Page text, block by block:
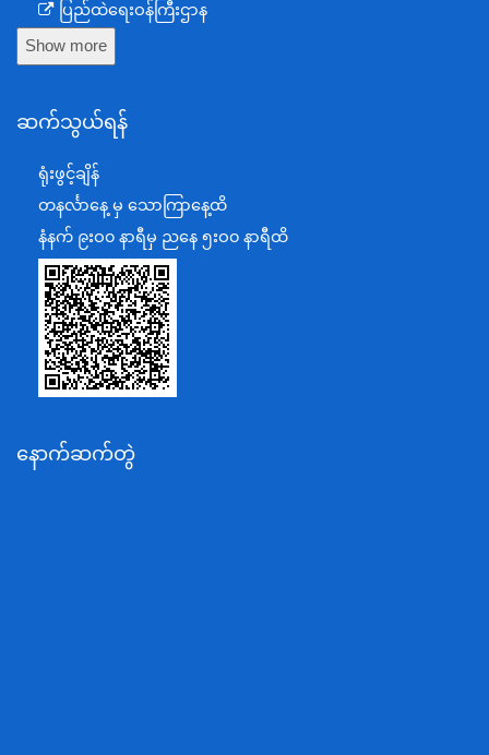
ပြည်ထဲရေးဝန်ကြီးဌာန
ကာကွယ်ရေးဝန်ကြီးဌာန
စီမံကိန်း၊ဘဏ္ဍာရေးနှင့်စက်မှုဝန်ကြီးဌာန
ရင်းနှီးမြှုပ်နှံမှုနှင့် နိုင်ငံခြားစီးပွားဆက်သွယ်ရေးဝန်ကြီးဌာန
အပြည်ပြည်ဆိုင်ရာပူးပေါင်းဆောင်ရွက်ရေးဝန်ကြီးဌာန
ပြန်ကြားရေးဝန်ကြီးဌာန
သာသနာရေးနှင့် ယဉ်ကျေးမှုဝန်ကြီးဌာန
စိုက်ပျိုးရေး၊မွေးမြူရေးနှင့်ဆည်မြောင်းဝန်ကြီးဌာန
ပို့ဆောင်ရေးနှင့်ဆက်သွယ်ရေးဝန်ကြီးဌာန
သယံဇာတနှင့်ပတ်ဝန်းကျင်ထိန်းသိမ်းရေးဝန်ကြီးဌာန
အလုပ်သမား၊လူဝင်မှုကြီးကြပ်ရေးနှင့်ပြည်သူ့အင်အား
Show more
ဆက်သွယ်ရန်
ရုံးဖွင့်ချိန်
တနင်္လာနေ့ မှ သောကြာနေ့ထိ
နံနက် ၉းဝ၀ နာရီမှ ညနေ ၅းဝ၀ နာရီထိ
နောက်ဆက်တွဲ